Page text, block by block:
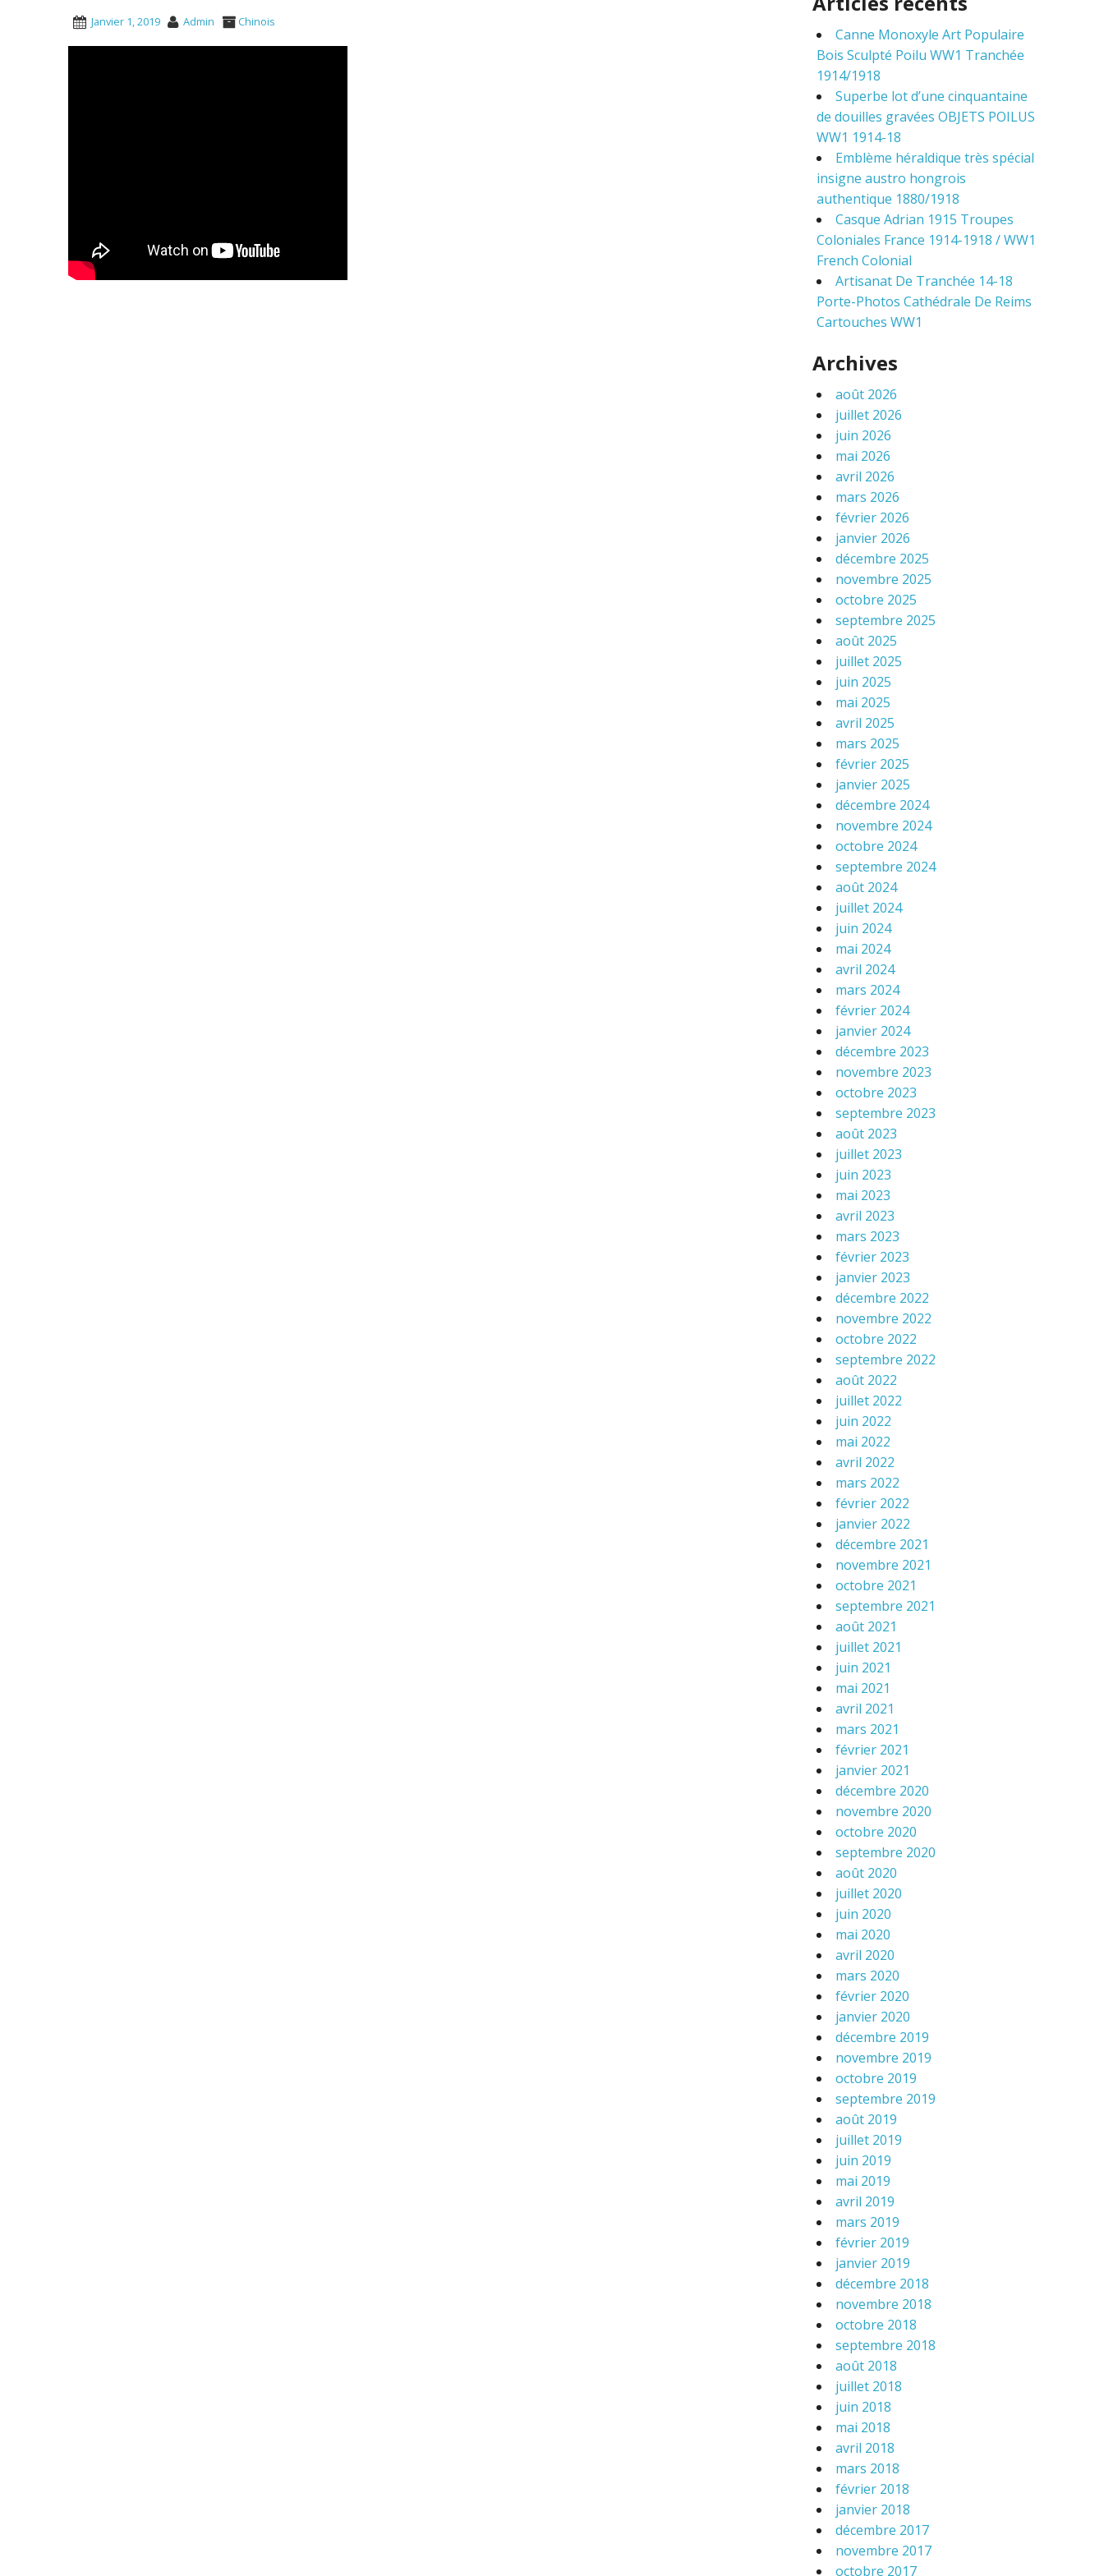
Janvier 1, 2019 Admin Chinois
h
o
Canne Monoxyle Art Populaire
Bois Sculpté Poilu WW1 Tranchée
1914/1918
Superbe lot d’une cinquantaine
de douilles gravées OBJETS POILUS
WW1 1914-18
Emblème héraldique très spécial
insigne austro hongrois
authentique 1880/1918
Casque Adrian 1915 Troupes
Coloniales France 1914-1918 / WW1
French Colonial
Artisanat De Tranchée 14-18
Porte-Photos Cathédrale De Reims
Cartouches WW1
Archives
août 2026
juillet 2026
juin 2026
mai 2026
avril 2026
mars 2026
février 2026
janvier 2026
décembre 2025
novembre 2025
octobre 2025
septembre 2025
août 2025
juillet 2025
juin 2025
mai 2025
avril 2025
mars 2025
février 2025
janvier 2025
décembre 2024
novembre 2024
octobre 2024
septembre 2024
août 2024
juillet 2024
juin 2024
mai 2024
avril 2024
mars 2024
février 2024
janvier 2024
décembre 2023
novembre 2023
octobre 2023
septembre 2023
août 2023
juillet 2023
juin 2023
mai 2023
avril 2023
mars 2023
février 2023
janvier 2023
décembre 2022
novembre 2022
octobre 2022
septembre 2022
août 2022
juillet 2022
juin 2022
mai 2022
avril 2022
mars 2022
février 2022
janvier 2022
décembre 2021
novembre 2021
octobre 2021
septembre 2021
août 2021
juillet 2021
juin 2021
mai 2021
avril 2021
mars 2021
février 2021
janvier 2021
décembre 2020
novembre 2020
octobre 2020
septembre 2020
août 2020
juillet 2020
juin 2020
mai 2020
avril 2020
mars 2020
février 2020
janvier 2020
décembre 2019
novembre 2019
octobre 2019
septembre 2019
août 2019
juillet 2019
juin 2019
mai 2019
avril 2019
mars 2019
février 2019
janvier 2019
décembre 2018
novembre 2018
octobre 2018
septembre 2018
août 2018
juillet 2018
juin 2018
mai 2018
avril 2018
mars 2018
février 2018
janvier 2018
décembre 2017
novembre 2017
octobre 2017